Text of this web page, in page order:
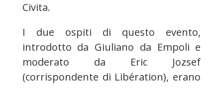
Civita.
I due ospiti di questo evento,
introdotto da Giuliano da Empoli e
moderato da Eric Jozsef
(corrispondente di Libération), erano